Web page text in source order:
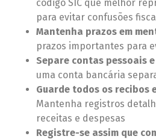
código SIC que melhor
para evitar confusões
Mantenha prazos em
prazos importantes para
Separe contas pessoais
uma conta bancária
Guarde todos os recibos
Mantenha registros
receitas e despesas
Registre-se assim que